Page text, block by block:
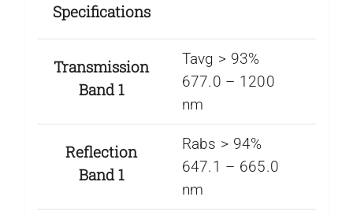
Specifications
Transmission
Band 1
Tavg > 93%
677.0 – 1200
nm
Reflection
Band 1
Rabs > 94%
647.1 – 665.0
nm